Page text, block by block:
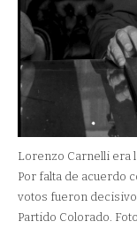
Lorenzo Carnelli era
Por falta de acuerdo
votos fueron
Partido Colorado.